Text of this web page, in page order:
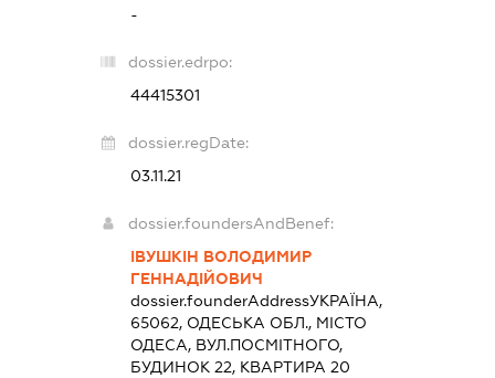
-
dossier.edrpo:
44415301
dossier.regDate:
03.11.21
dossier.foundersAndBenef:
ІВУШКІН ВОЛОДИМИР
ГЕННАДІЙОВИЧ
dossier.founderAddressУКРАЇНА,
65062, ОДЕСЬКА ОБЛ., МІСТО
ОДЕСА, ВУЛ.ПОСМІТНОГО,
БУДИНОК 22, КВАРТИРА 20